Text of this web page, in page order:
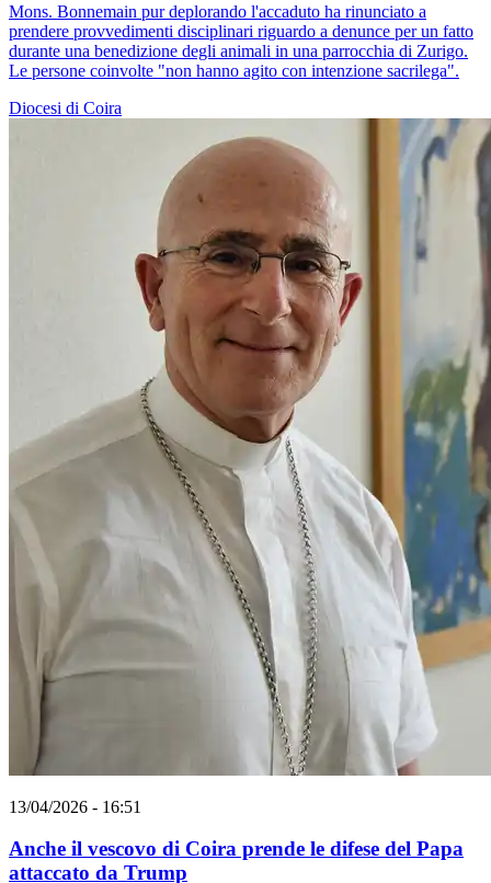
Mons. Bonnemain pur deplorando l'accaduto ha rinunciato a
prendere provvedimenti disciplinari riguardo a denunce per un fatto
durante una benedizione degli animali in una parrocchia di Zurigo.
Le persone coinvolte "non hanno agito con intenzione sacrilega".
Diocesi di Coira
13/04/2026 - 16:51
Anche il vescovo di Coira prende le difese del Papa
attaccato da Trump